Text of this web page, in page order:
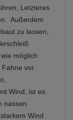
Letzteres
Außerdem
zu lassen,
möglich
vor
Wind, ist es
nassen
Wind